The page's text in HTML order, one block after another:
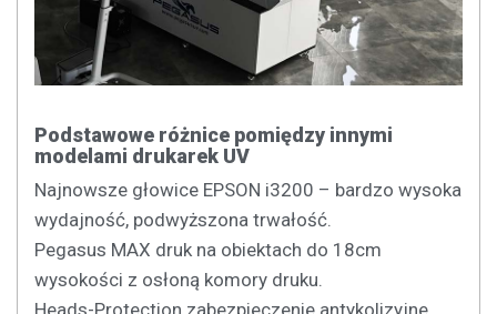
Podstawowe różnice pomiędzy innymi
modelami drukarek UV
Najnowsze głowice EPSON i3200 – bardzo wysoka
wydajność, podwyższona trwałość.
Pegasus MAX druk na obiektach do 18cm
wysokości z osłoną komory druku.